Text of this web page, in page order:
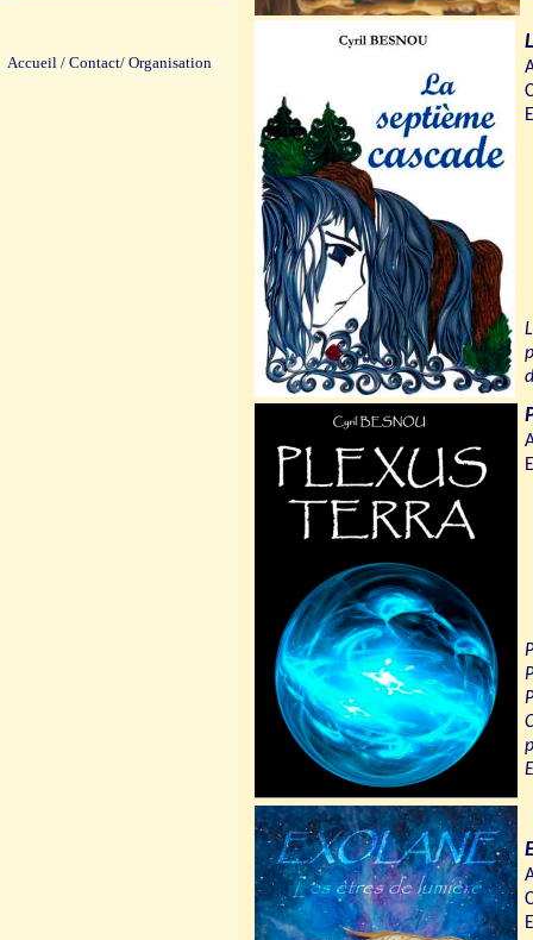
Accueil / Contact/ Organisation